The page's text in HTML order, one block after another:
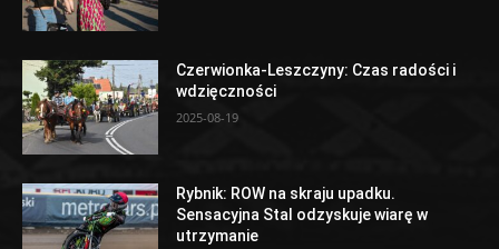
Czerwionka-Leszczyny: Czas radości i
wdzięczności
2025-08-19
Rybnik: ROW na skraju upadku.
Sensacyjna Stal odzyskuje wiarę w
utrzymanie